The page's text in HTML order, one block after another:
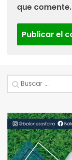
que comente.
Buscar: